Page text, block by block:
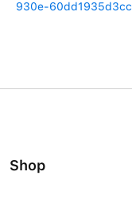
930e-60dd1935d3cc
Shop